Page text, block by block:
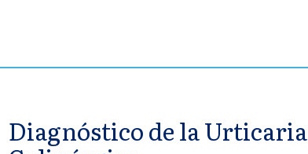
Diagnóstico de la Urticaria